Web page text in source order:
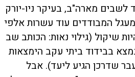
לשבים מארה"ב, בעיקר ניו-יורק
המבודדים עוד עשרות אלפי
שיקול (גילוי נאות: הכותב שב
בבידוד ביתי עקב הימצאות
שדרכן הגיע ליעד). אבל